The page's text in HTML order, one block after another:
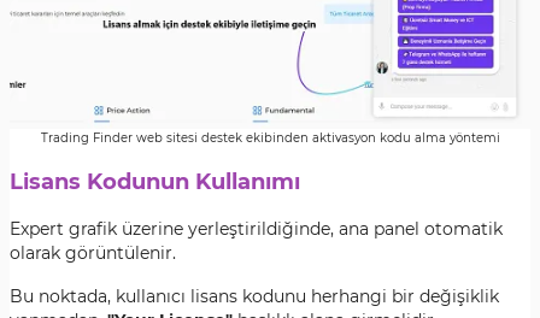
Trading Finder web sitesi destek ekibinden aktivasyon kodu alma yöntemi
Lisans Kodunun Kullanımı
Expert grafik üzerine yerleştirildiğinde, ana panel otomatik
olarak görüntülenir.
Bu noktada, kullanıcı lisans kodunu herhangi bir değişiklik